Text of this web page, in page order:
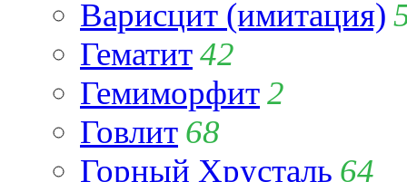
Варисцит (имитация)
Гематит42
Гемиморфит2
Говлит 68
Горный Хрусталь 64